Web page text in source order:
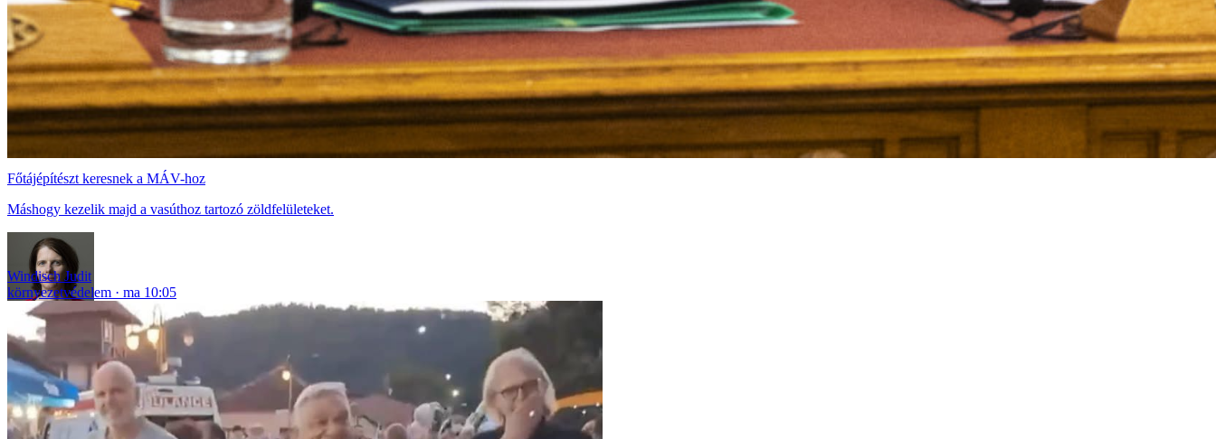
Főtájépítészt keresnek a MÁV-hoz
Máshogy kezelik majd a vasúthoz tartozó zöldfelületeket.
Windisch Judit
környezetvédelem
ma 10:05